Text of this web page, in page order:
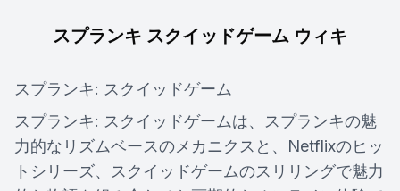
スプランキ スクイッドゲーム ウィキ
スプランキ: スクイッドゲーム
スプランキ: スクイッドゲームは、スプランキの魅
力的なリズムベースのメカニクスと、Netflixのヒッ
トシリーズ、スクイッドゲームのスリリングで魅力